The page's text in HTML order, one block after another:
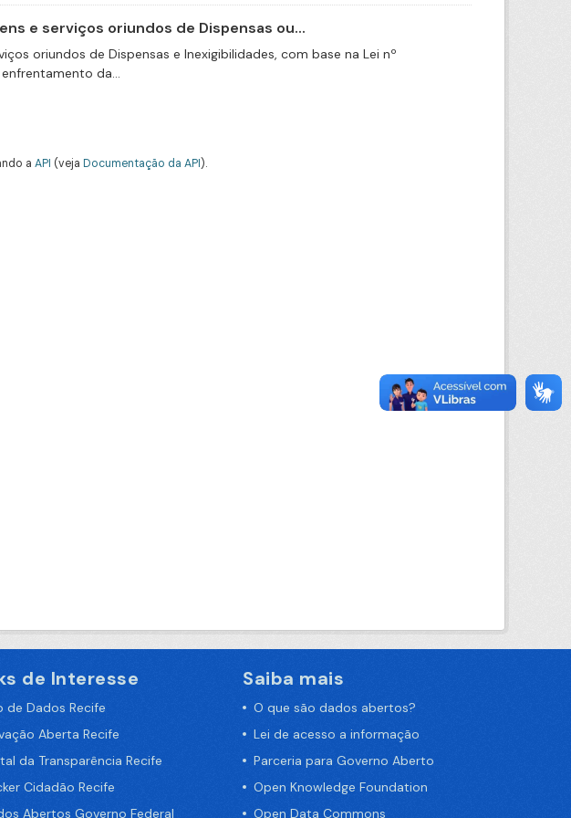
e serviços oriundos de Dispensas ou...
oriundos de Dispensas e Inexigibilidades, com base na Lei nº
da...
a API (veja Documentação da API).
de Interesse
de Dados Recife
Aberta Recife
da Transparência Recife
Cidadão Recife
Abertos Governo Federal
Saiba mais
O que são dados abertos?
Lei de acesso a informação
Parceria para Governo Aberto
Open Knowledge Foundation
Open Data Commons